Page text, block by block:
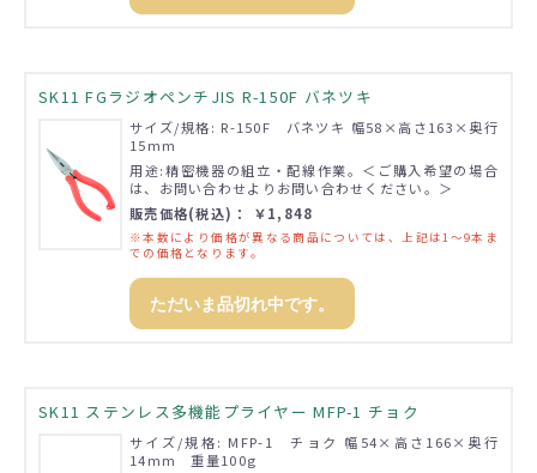
SK11 FGラジオペンチJIS R-150F バネツキ
サイズ/規格: R-150F バネツキ 幅58×高さ163×奥行
15mm
用途:精密機器の組立・配線作業。＜ご購入希望の場合
は、お問い合わせよりお問い合わせください。＞
販売価格(税込)： ￥1,848
※本数により価格が異なる商品については、上記は1～9本ま
での価格となります。
ただいま品切れ中です。
SK11 ステンレス多機能プライヤー MFP-1 チョク
サイズ/規格: MFP-1 チョク 幅54×高さ166×奥行
14mm 重量100g